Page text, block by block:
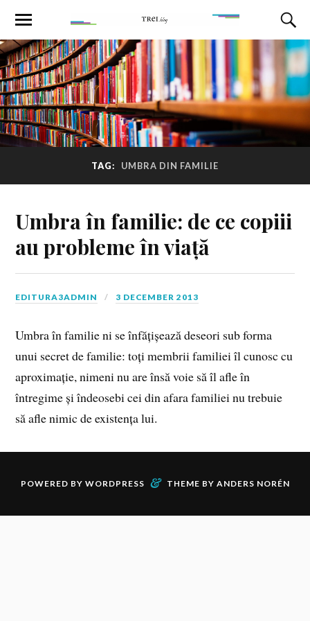
TAG: UMBRA DIN FAMILIE
Umbra în familie: de ce copiii
au probleme în viață
EDITURA3ADMIN 3 DECEMBER 2013
Umbra în familie ni se înfățișează deseori sub forma
unui secret de familie: toți membrii familiei îl cunosc cu
aproximație, nimeni nu are însă voie să îl afle în
întregime și îndeosebi cei din afara familiei nu trebuie
să afle nimic de existența lui.
POWERED BY WORDPRESS & THEME BY ANDERS NORÉN